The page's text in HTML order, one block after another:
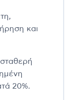
και
20%.